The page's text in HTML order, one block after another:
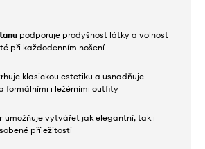
podporuje prodyšnost látky a volnost
při každodenním nošení
klasickou estetiku a usnadňuje
formálními i ležérními outfity
umožňuje vytvářet jak elegantní, tak i
příležitosti